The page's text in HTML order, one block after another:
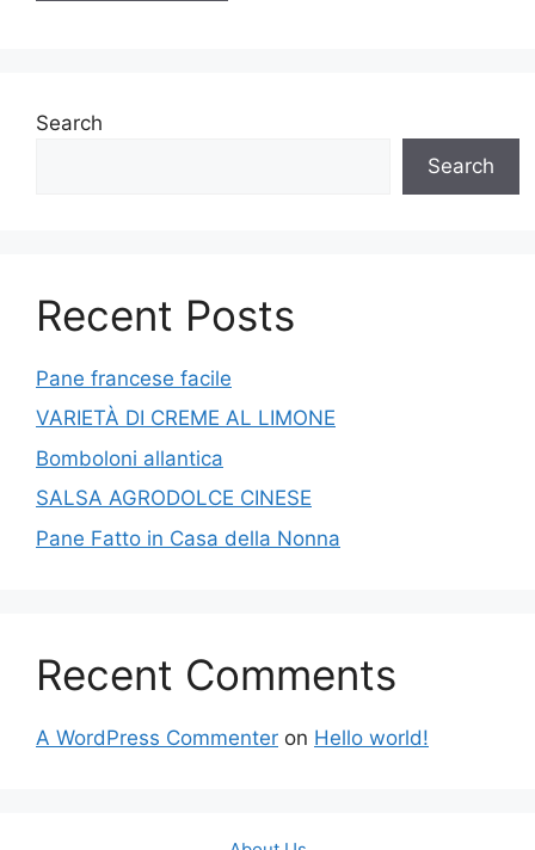
Search
Search
Recent Posts
Pane francese facile
VARIETÀ DI CREME AL LIMONE
Bomboloni allantica
SALSA AGRODOLCE CINESE
Pane Fatto in Casa della Nonna
Recent Comments
A WordPress Commenter on Hello world!